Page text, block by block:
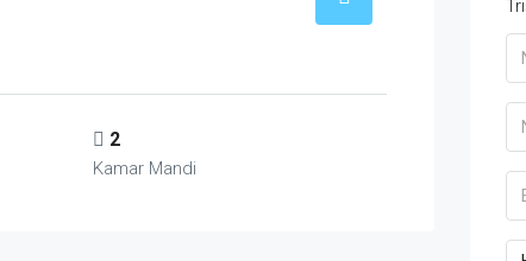
2
Kamar Mandi